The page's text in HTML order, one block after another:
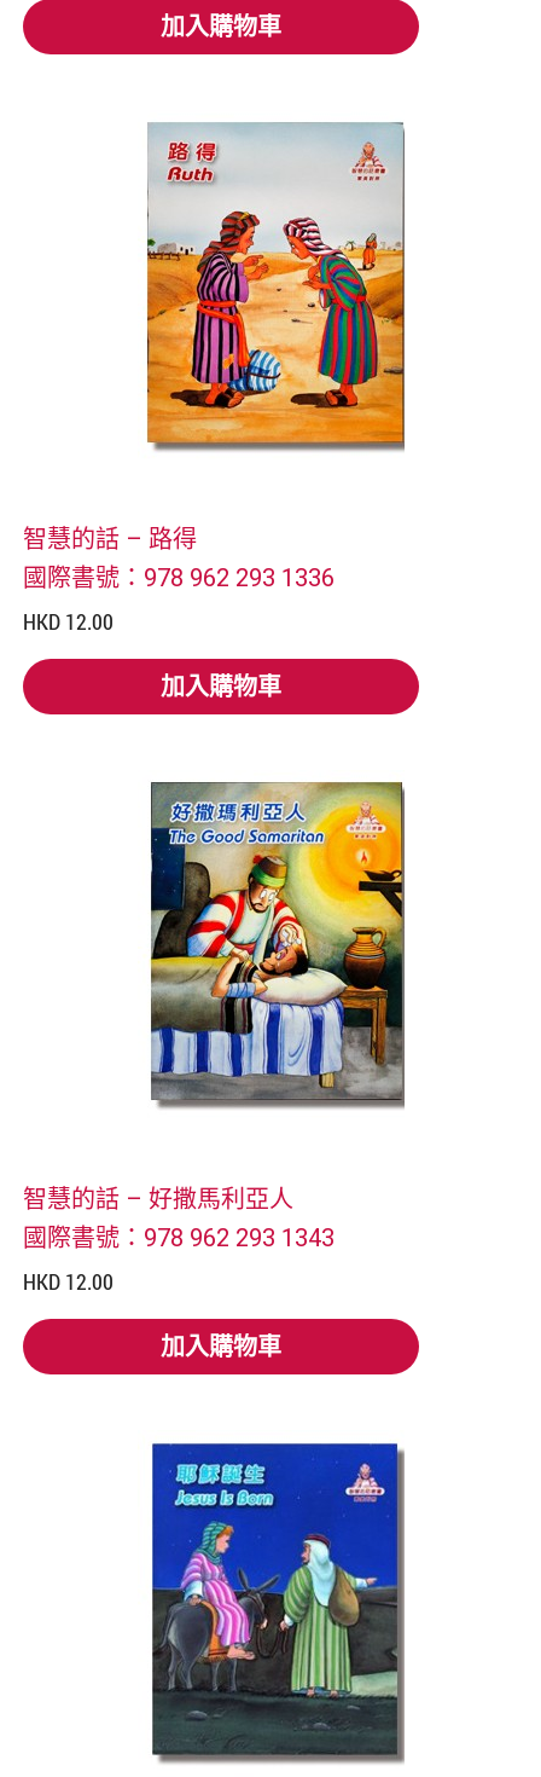
加入購物車
加入購物車
智慧的話 – 路得
國際書號：978 962 293 1336
HKD 12.00
加入購物車
加入購物車
智慧的話 – 好撒馬利亞人
國際書號：978 962 293 1343
HKD 12.00
加入購物車
加入購物車